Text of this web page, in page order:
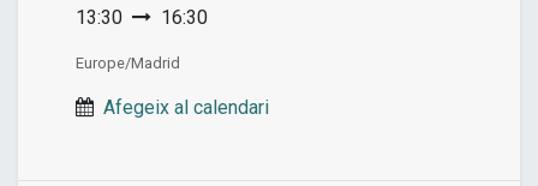
13:30 16:30
Europe/Madrid
Afegeix al calendari